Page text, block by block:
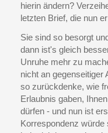
hierin ändern?
letzten Brief, die nun
Sie sind so besorgt
dann ist's gleich
Unruhe mehr zu
nicht an gegenseitiger
so zurückdenke, wie
Erlaubnis gaben,
dürfen - und nun ist
Korrespondenz würde